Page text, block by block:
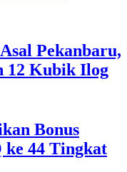
Pekanbaru,
12 Kubik Ilog
Bonus
ke 44 Tingkat